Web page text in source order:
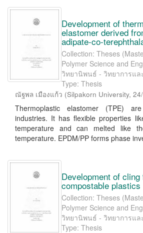
Development of
elastomer derived
adipate-co-
Collection: Theses
Polymer Science and
วิทยานิพนธ์ - วิทยาการแล
Type: Thesis
ณัฐพล เมืองแก้ว (Silpakorn University,
Thermoplastic elastomer (TPE)
industries. It has flexible properties
temperature and can melted like
temperature. EPDM/PP forms phase
Development of
compostable plastics
Collection: Theses
Polymer Science and
วิทยานิพนธ์ - วิทยาการแล
Type: Thesis